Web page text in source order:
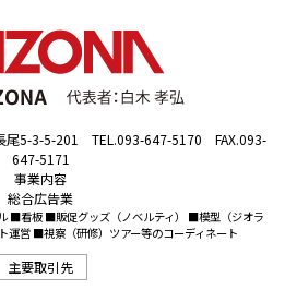
尾5-3-5-201 TEL.093-647-5170 FAX.093-
647-5171
事業内容
総合広告業
■看板 ■販促グッズ（ノベルティ） ■模型（ジオラ
営 ■視察（研修）ツアー等のコーディネート
主要取引先